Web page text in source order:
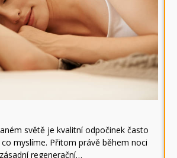
světě je kvalitní odpočinek často
myslíme. Přitom právě během noci
regenerační…